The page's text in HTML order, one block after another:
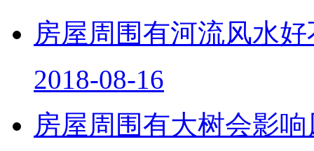
房屋周围有河流风水
2018-08-16
房屋周围有大树会影